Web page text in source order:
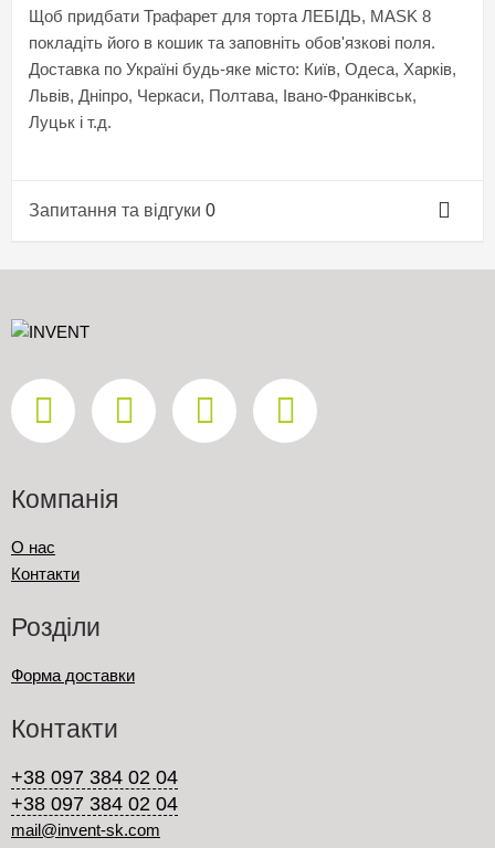
Щоб придбати Трафарет для торта ЛЕБІДЬ, MASK 8
покладіть його в кошик та заповніть обов'язкові поля.
Доставка по Україні будь-яке місто: Київ, Одеса, Харків,
Львів, Дніпро, Черкаси, Полтава, Івано-Франківськ,
Луцьк і т.д.
Запитання та відгуки 0
Компанія
О нас
Контакти
Розділи
Форма доставки
Контакти
+38 097 384 02 04
+38 097 384 02 04
mail@invent-sk.com